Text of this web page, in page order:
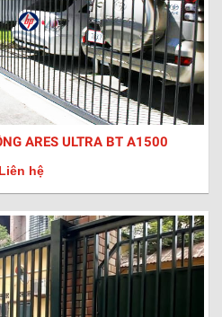
ARES ULTRA BT A1500
Liên hệ